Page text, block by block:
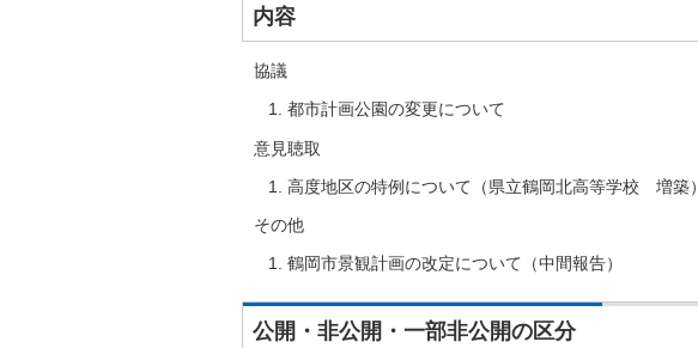
内容
協議
都市計画公園の変更について
意見聴取
高度地区の特例について（県立鶴岡北高等学校 増築）
その他
鶴岡市景観計画の改定について（中間報告）
公開・非公開・一部非公開の区分